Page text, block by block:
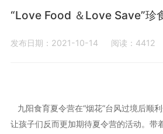
“Love Food ＆Love Save”珍
发布日期：2021-10-14 阅读：4412
九阳食育夏令营在“烟花”台风过境后顺
让孩子们反而更加期待夏令营的活动。带